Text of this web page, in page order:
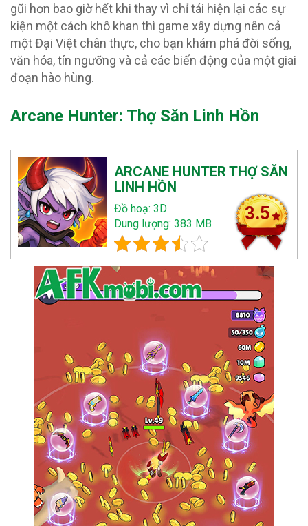
gũi hơn bao giờ hết khi thay vì chỉ tái hiện lại các sự
kiện một cách khô khan thì game xây dựng nên cả
một Đại Việt chân thực, cho bạn khám phá đời sống,
văn hóa, tín ngưỡng và cả các biến động của một giai
đoạn hào hùng.
Arcane Hunter: Thợ Săn Linh Hồn
ARCANE HUNTER THỢ SĂN
LINH HỒN
Đồ hoạ: 3D
Dung lượng: 383 MB
3.5